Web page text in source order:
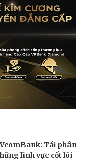
Tái phân
lĩnh vực cốt lõi